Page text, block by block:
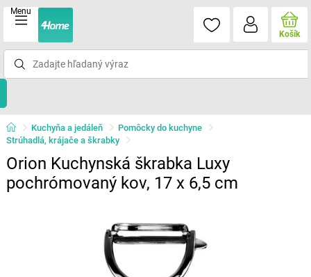
Menu
Košík
Kuchyňa a jedáleň
Pomôcky do kuchyne
Strúhadlá, krájače a škrabky
Orion Kuchynská škrabka Luxy
pochrómovaný kov, 17 x 6,5 cm